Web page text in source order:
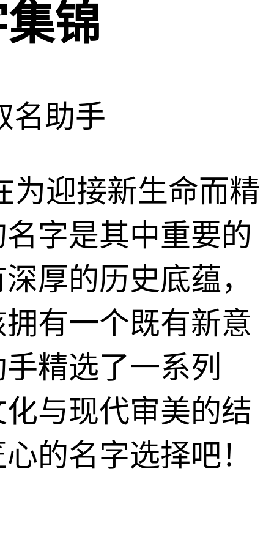
锦
名助手
为迎接新生命而精
字是其中重要的
厚的历史底蕴，
有一个既有新意
精选了一系列
与现代审美的结
的名字选择吧！